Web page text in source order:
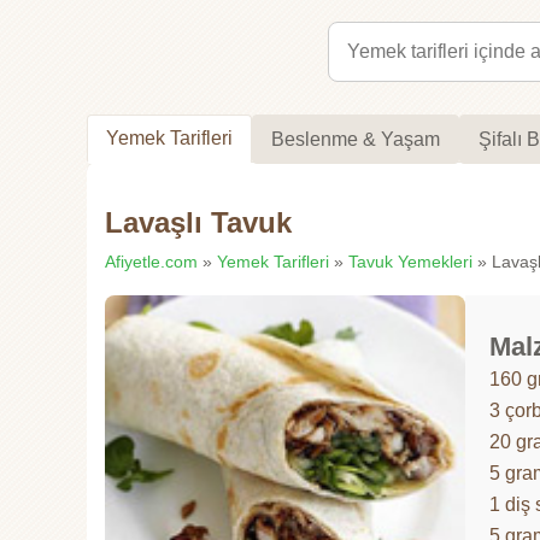
Yemek Tarifleri Beslenme & Yaşam Şifalı
Lavaşlı Tavuk
Afiyetle.com » Yemek Tarifleri » Tavuk Yemekleri »
160
3
20
5
1 diş
5